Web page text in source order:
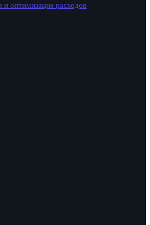
и оптимизация расходов